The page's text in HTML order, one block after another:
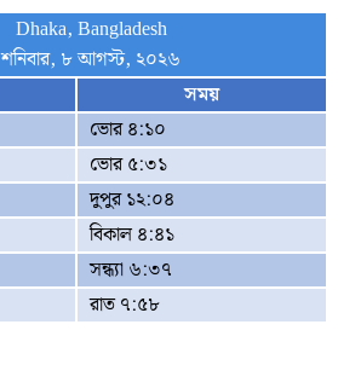
Dhaka, Bangladesh
শনিবার, ৮ আগস্ট, ২০২৬
সময়
ভোর ৪:১০
ভোর ৫:৩১
দুপুর ১২:০৪
বিকাল ৪:৪১
সন্ধ্যা ৬:৩৭
রাত ৭:৫৮